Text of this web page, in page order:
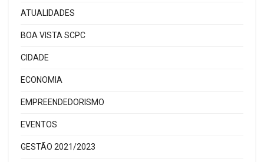
ATUALIDADES
BOA VISTA SCPC
CIDADE
ECONOMIA
EMPREENDEDORISMO
EVENTOS
GESTÃO 2021/2023